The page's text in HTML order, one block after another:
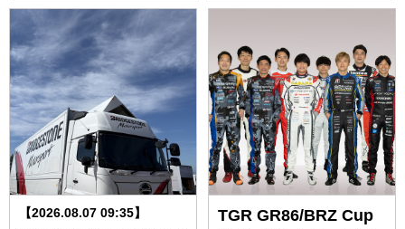
【2026.08.07 09:35】
TGR GR86/BRZ Cup